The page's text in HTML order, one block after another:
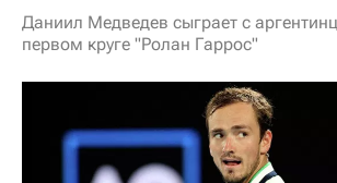
Даниил Медведев сыграет с
первом круге "Ролан Гаррос"